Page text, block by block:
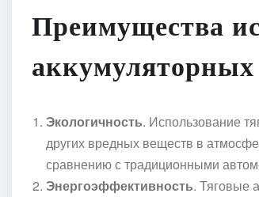
Преимущества
аккумуляторных
Экологичность. Использование
других вредных веществ в
сравнению с традиционными
Энергоэффективность. Тяговые